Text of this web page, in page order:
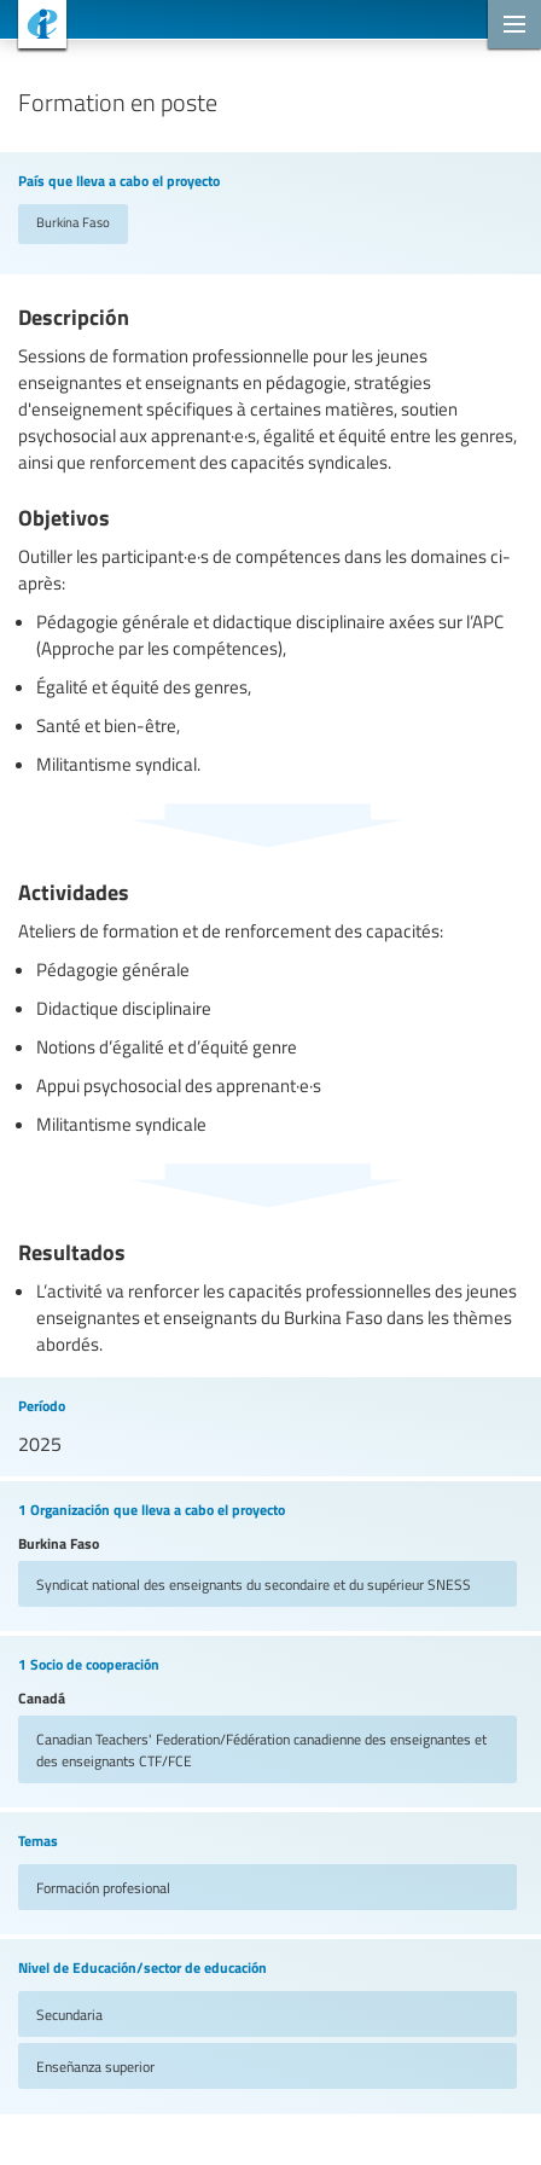
Formation en poste
País que lleva a cabo el proyecto
Burkina Faso
Descripción
Sessions de formation professionnelle pour les jeunes
enseignantes et enseignants en pédagogie, stratégies
d'enseignement spécifiques à certaines matières, soutien
psychosocial aux apprenant·e·s, égalité et équité entre les genres,
ainsi que renforcement des capacités syndicales.
Objetivos
Outiller les participant·e·s de compétences dans les domaines ci-
après:
Pédagogie générale et didactique disciplinaire axées sur l’APC
(Approche par les compétences),
Égalité et équité des genres,
Santé et bien-être,
Militantisme syndical.
Actividades
Ateliers de formation et de renforcement des capacités:
Pédagogie générale
Didactique disciplinaire
Notions d’égalité et d’équité genre
Appui psychosocial des apprenant·e·s
Militantisme syndicale
Resultados
L’activité va renforcer les capacités professionnelles des jeunes
enseignantes et enseignants du Burkina Faso dans les thèmes
abordés.
Período
2025
1 Organización que lleva a cabo el proyecto
Burkina Faso
Syndicat national des enseignants du secondaire et du supérieurSNESS
1 Socio de cooperación
Canadá
Canadian Teachers' Federation/Fédération canadienne des enseignantes et
des enseignants CTF/FCE
Temas
Formación profesional
Nivel de Educación/sector de educación
Secundaria
Enseñanza superior